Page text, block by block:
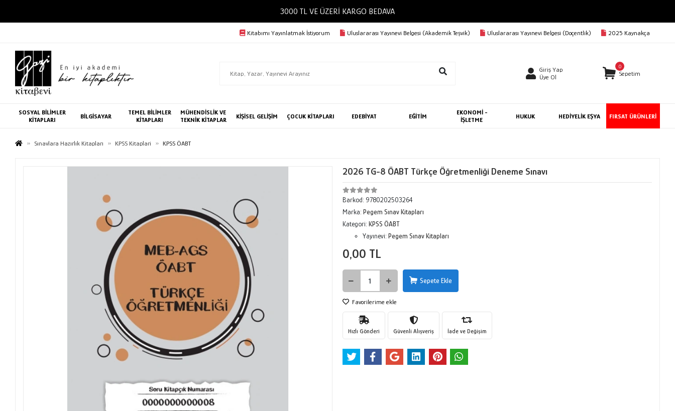
3000 TL VE ÜZERİ KARGO BEDAVA
Kitabımı Yayınlatmak İstiyorum Uluslararası Yayınevi Belgesi (Akademik Teşvik) Uluslararası Yayınevi Belgesi (Doçentlik) 2025 Kaynakça
Giriş Yap
Üye Ol
0
Sepetim
SOSYAL BİLİMLER
KİTAPLARI
BİLGİSAYAR
TEMEL BİLİMLER
KİTAPLARI
MÜHENDİSLİK VE
TEKNİK KİTAPLAR
KİŞİSEL GELİŞİM ÇOCUK KİTAPLARI EDEBİYAT EĞİTİM
EKONOMİ -
İŞLETME
HUKUK HEDİYELİK EŞYA FIRSAT ÜRÜNLERİ
Sınavlara Hazırlık Kitapları KPSS Kitaplari KPSS ÖABT
2026 TG-8 ÖABT Türkçe Öğretmenliği Deneme Sınavı
Barkod: 9780202503264
Marka: Pegem Sınav Kitapları
Kategori: KPSS ÖABT
Yayınevi: Pegem Sınav Kitapları
0,00 TL
Sepete Ekle
Favorilerime ekle
Hızlı Gönderi Güvenli Alışveriş İade ve Değişim